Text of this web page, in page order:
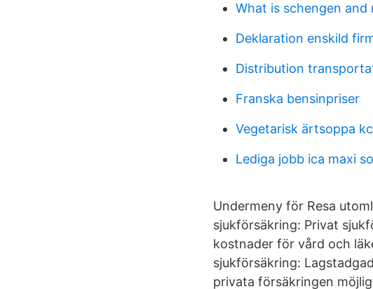
What is schengen and
Deklaration enskild
Distribution
Franska bensinpriser
Vegetarisk ärtsoppa
Lediga jobb ica maxi
Undermeny för Resa
sjukförsäkring: Privat
kostnader för vård och
sjukförsäkring:
privata försäkringen